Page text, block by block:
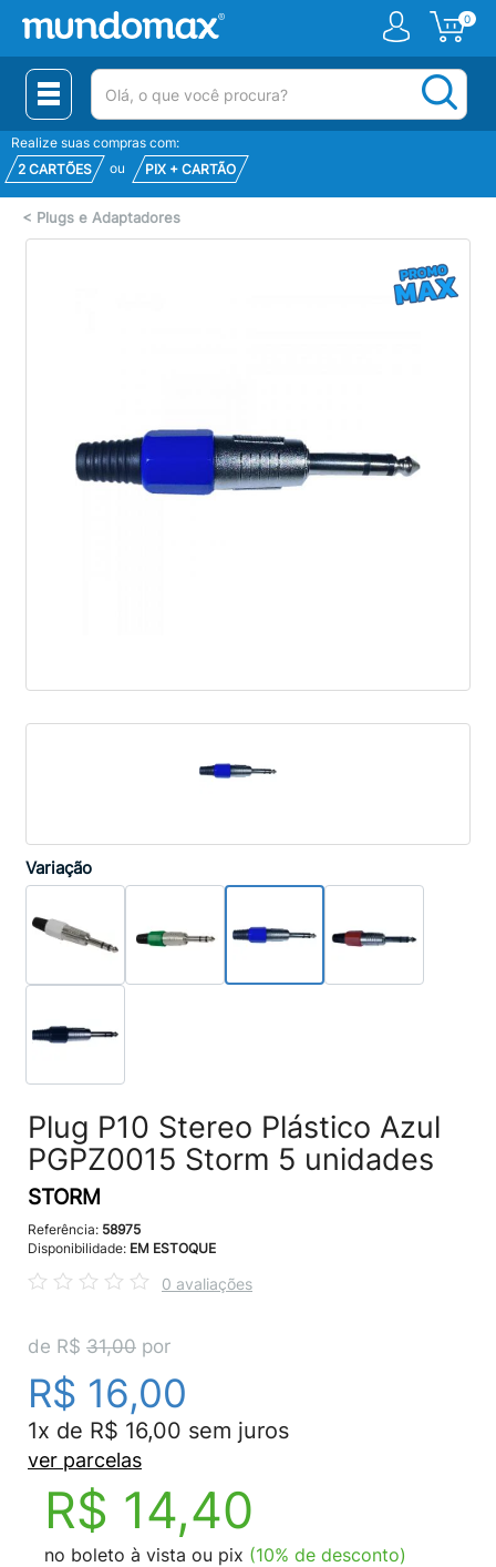
0
(pesquisar)
Realize suas compras com:
2 CARTÕES
ou PIX + CARTÃO
< Plugs e Adaptadores
Variação
Plug P10 Stereo Plástico Azul
PGPZ0015 Storm 5 unidades
STORM
Referência: 58975
Disponibilidade: EM ESTOQUE
0 avaliações
de R$ 31,00 por
R$ 16,00
1x de R$ 16,00 sem juros
ver parcelas
R$ 14,40
no boleto à vista ou pix (10% de desconto)